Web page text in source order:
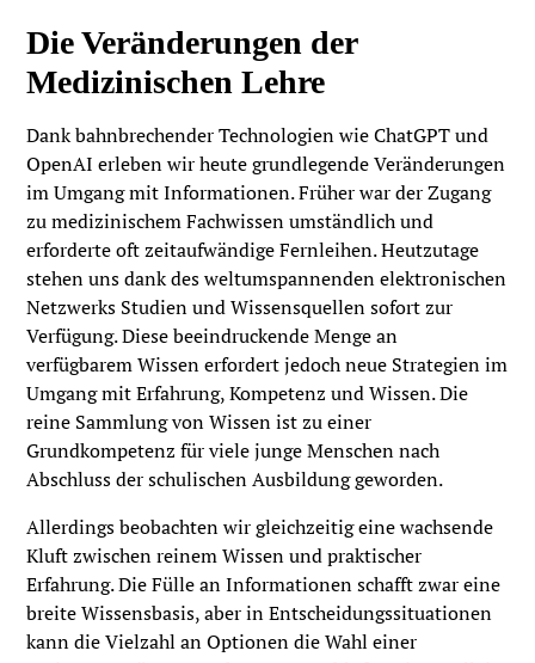
Die Veränderungen der
Medizinischen Lehre
Dank bahnbrechender Technologien wie ChatGPT und
OpenAI erleben wir heute grundlegende Veränderungen
im Umgang mit Informationen. Früher war der Zugang
zu medizinischem Fachwissen umständlich und
erforderte oft zeitaufwändige Fernleihen. Heutzutage
stehen uns dank des weltumspannenden elektronischen
Netzwerks Studien und Wissensquellen sofort zur
Verfügung. Diese beeindruckende Menge an
verfügbarem Wissen erfordert jedoch neue Strategien im
Umgang mit Erfahrung, Kompetenz und Wissen. Die
reine Sammlung von Wissen ist zu einer
Grundkompetenz für viele junge Menschen nach
Abschluss der schulischen Ausbildung geworden.
Allerdings beobachten wir gleichzeitig eine wachsende
Kluft zwischen reinem Wissen und praktischer
Erfahrung. Die Fülle an Informationen schafft zwar eine
breite Wissensbasis, aber in Entscheidungssituationen
kann die Vielzahl an Optionen die Wahl einer